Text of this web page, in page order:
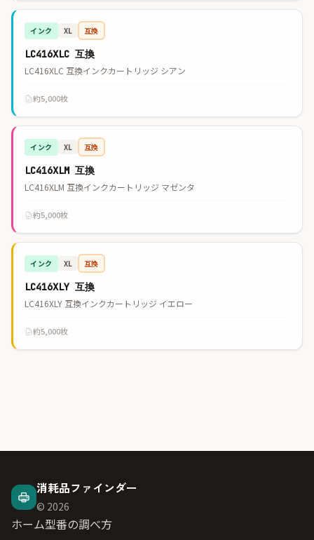
インク XL 互換
LC416XLC 互換
LC416XLC 互換インクカートリッジ シアン
約5,000枚
インク XL 互換
LC416XLM 互換
LC416XLM 互換インクカートリッジ マゼンタ
約5,000枚
インク XL 互換
LC416XLY 互換
LC416XLY 互換インクカートリッジ イエロー
約5,000枚
消耗品ファインダー
© 2026
ホーム型番の調べ方